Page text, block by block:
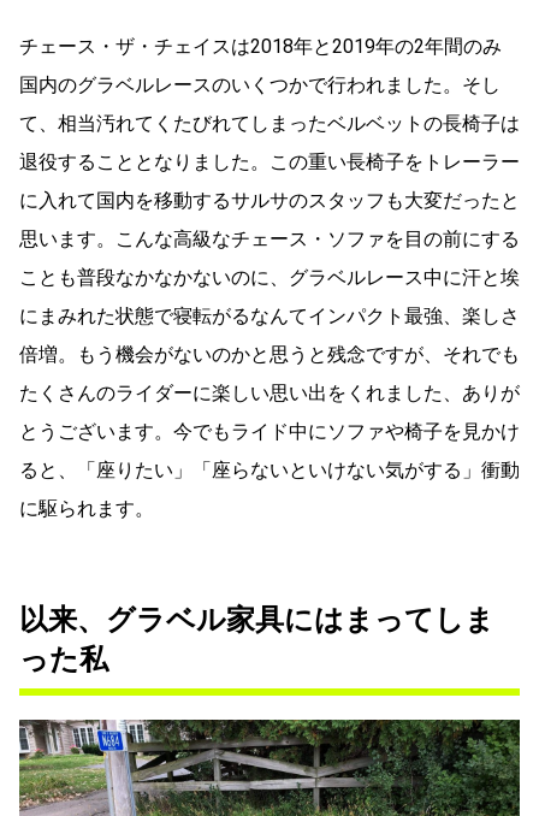
チェース・ザ・チェイスは2018年と2019年の2年間のみ
国内のグラベルレースのいくつかで行われました。そし
て、相当汚れてくたびれてしまったベルベットの長椅子は
退役することとなりました。この重い長椅子をトレーラー
に入れて国内を移動するサルサのスタッフも大変だったと
思います。こんな高級なチェース・ソファを目の前にする
ことも普段なかなかないのに、グラベルレース中に汗と埃
にまみれた状態で寝転がるなんてインパクト最強、楽しさ
倍増。もう機会がないのかと思うと残念ですが、それでも
たくさんのライダーに楽しい思い出をくれました、ありが
とうございます。今でもライド中にソファや椅子を見かけ
ると、「座りたい」「座らないといけない気がする」衝動
に駆られます。
以来、グラベル家具にはまってしま
った私